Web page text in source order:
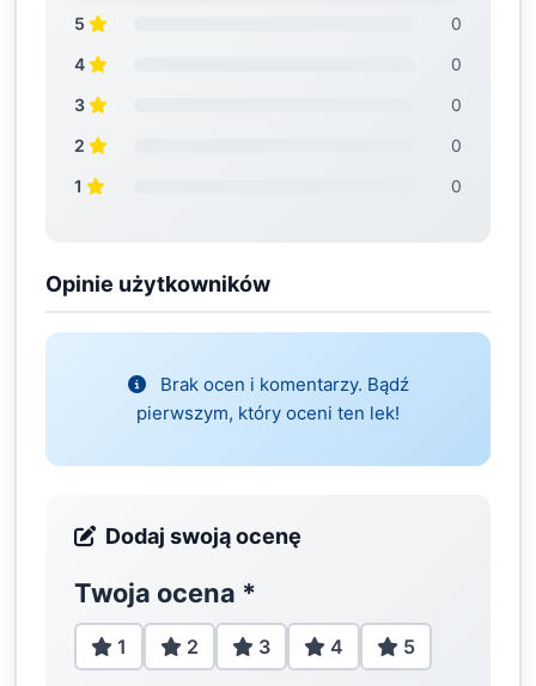
5
0
4
0
3
0
2
0
1
0
Opinie użytkowników
Brak ocen i komentarzy. Bądź
pierwszym, który oceni ten lek!
Dodaj swoją ocenę
Twoja ocena *
1 2 3 4 5